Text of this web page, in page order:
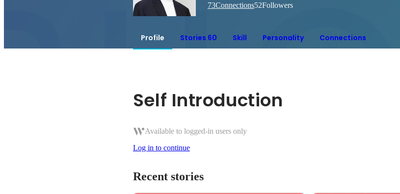
73Connections52Followers
Profile Stories 60 Skill Personality Connections
Self Introduction
Available to logged-in users only
Log in to continue
Recent stories